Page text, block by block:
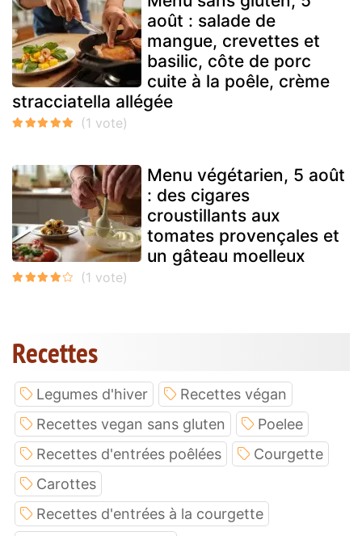
août : salade de
mangue, crevettes et
basilic, côte de porc
cuite à la poêle, crème
stracciatella allégée
Menu végétarien, 5 août
: des cigares
croustillants aux
tomates provençales et
un gâteau moelleux
Recettes
Legumes d'hiver
Recettes végan
Recettes vegan sans gluten
Poelee
Recettes d'entrées poêlées
Courgette
Carottes
Recettes d'entrées à la courgette